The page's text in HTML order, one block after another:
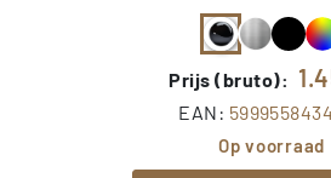
Prijs (bruto):
EAN:
Op voorraad